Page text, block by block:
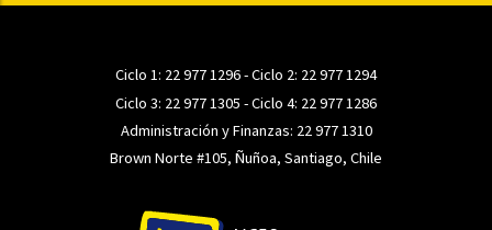
Ciclo 1: 22 977 1296- Ciclo 2: 22 977 1294
Ciclo 3: 22 977 1305 - Ciclo 4: 22 977 1286
Administración y Finanzas: 22 977 1310
Brown Norte #105, Ñuñoa, Santiago, Chile